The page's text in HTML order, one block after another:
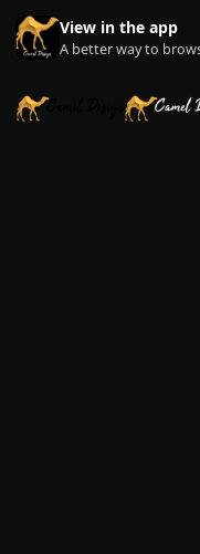
Aller au contenu
View in the app
A better way to